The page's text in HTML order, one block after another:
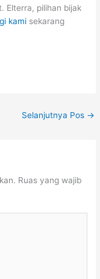
Elterra, pilihan bijak
kami sekarang
Selanjutnya Pos →
Ruas yang wajib